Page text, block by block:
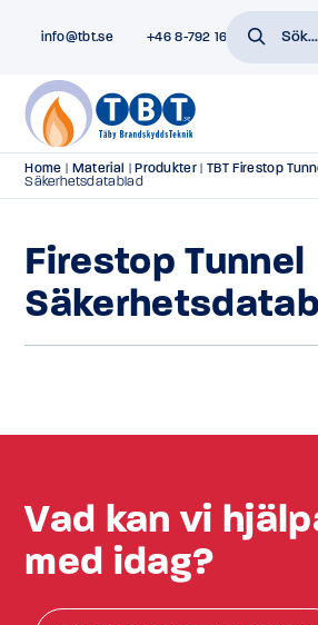
info@tbt.se +46 8-792 16 01
Home Material Produkter |TBT Firestop
Säkerhetsdatablad
Firestop Tunnel
Vad kan vi
med idag?